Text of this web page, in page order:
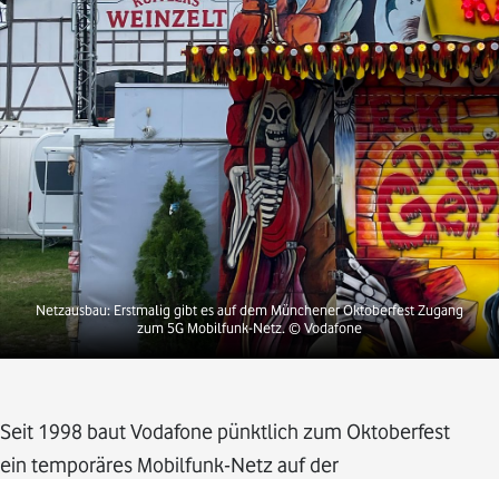
Netzausbau: Erstmalig gibt es auf dem Münchener Oktoberfest Zugang
zum 5G Mobilfunk-Netz.© Vodafone
Seit 1998 baut Vodafone pünktlich zum Oktoberfest
ein temporäres Mobilfunk-Netz auf der